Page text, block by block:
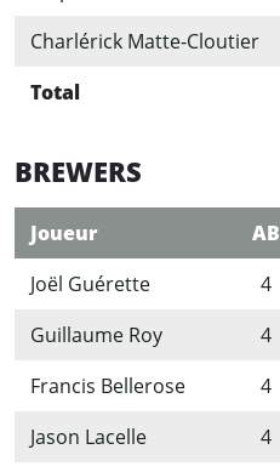
Charlérick Matte-Cloutier
Total
BREWERS
Joueur AB
Joël Guérette
4
Guillaume Roy
4
Francis Bellerose
4
Jason Lacelle
4